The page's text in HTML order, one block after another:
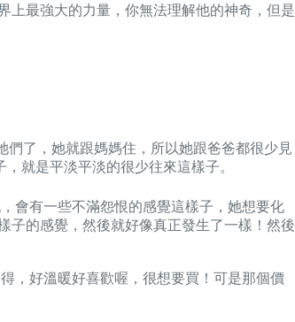
上最強大的力量，你無法理解他的神奇，但是
了，她就跟媽媽住，所以她跟爸爸都很少見
就是平淡平淡的很少往來這樣子。
會有一些不滿怨恨的感覺這樣子，她想要化
子的感覺，然後就好像真正發生了一樣！然後
，好溫暖好喜歡喔，很想要買！可是那個價